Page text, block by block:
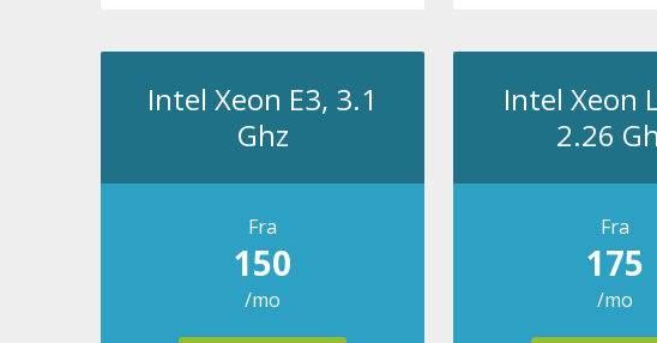
Intel Xeon E3, 3.1
Ghz
Fra
150
/mo
Intel Xeon
2.26
Fra
175
/mo